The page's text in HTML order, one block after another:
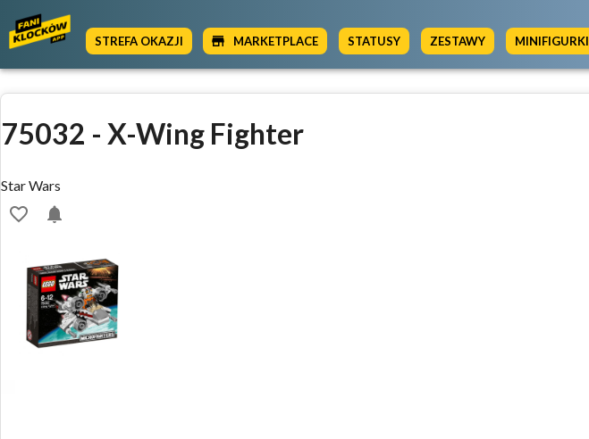
STREFA OKAZJI MARKETPLACE STATUSY ZESTAWY MINIFIGURKI
75032 - X-Wing Fighter
Star Wars